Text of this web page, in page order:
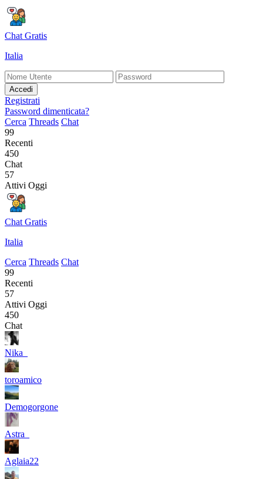
Chat Gratis
Italia
Accedi
Registrati
Password dimenticata?
Cerca Threads Chat
99
Recenti
450
Chat
57
Attivi Oggi
Chat Gratis
Italia
Cerca Threads Chat
99
Recenti
57
Attivi Oggi
450
Chat
Nika_
toroamico
Demogorgone
Astra_
Aglaia22